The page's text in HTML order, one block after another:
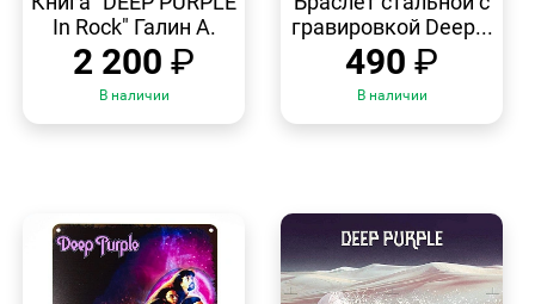
In Rock" Галин А.
2 200 ₽
В наличии
гравировкой Deep...
490 ₽
В наличии